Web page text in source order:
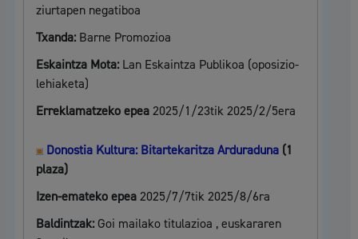
ziurtapen negatiboa
Txanda: Barne Promozioa
Eskaintza Mota: Lan Eskaintza Publikoa (oposizio-
lehiaketa)
Erreklamatzeko epea 2025/1/23tik 2025/2/5era
Donostia Kultura: Bitartekaritza Arduraduna(1
plaza)
Izen-emateko epea 2025/7/7tik 2025/8/6ra
Baldintzak: Goi mailako titulazioa , euskararen